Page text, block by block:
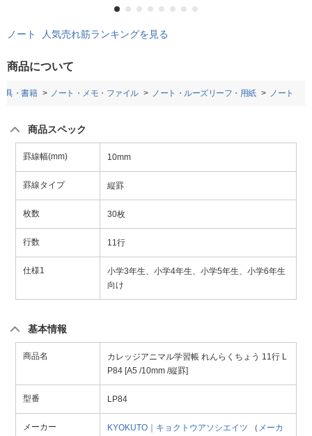
ノート 人気売れ筋ランキングを見る
商品について
具・書籍 ノート・メモ・ファイル ノート・ルーズリーフ・用紙 ノート
商品スペック
罫線幅(mm) 10mm
罫線タイプ 縦罫
枚数 30枚
行数 11行
仕様1
小学3年生、小学4年生、小学5年生、小学6年生
向け
基本情報
商品名
カレッジアニマル学習帳 れんらくちょう 11行 L
P84 [A5 /10mm /縦罫]
型番 LP84
メーカー KYOKUTO｜キョクトウアソシエイツ （ メーカ